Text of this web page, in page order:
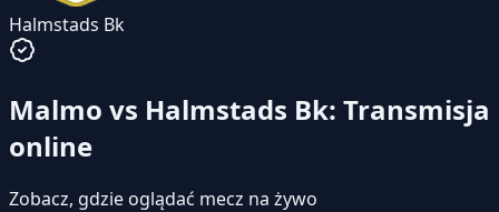
Halmstads Bk
Malmo vs Halmstads Bk: Transmisja
online
Zobacz, gdzie oglądać mecz na żywo